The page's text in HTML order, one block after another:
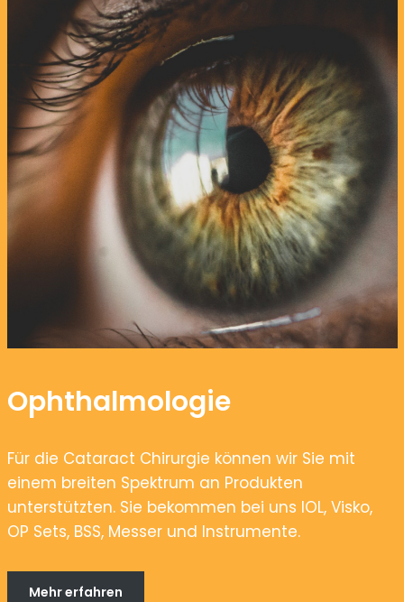
Ophthalmologie
Für die Cataract Chirurgie können wir Sie mit
einem breiten Spektrum an Produkten
unterstützten. Sie bekommen bei uns IOL, Visko,
OP Sets, BSS, Messer und Instrumente.
Mehr erfahren